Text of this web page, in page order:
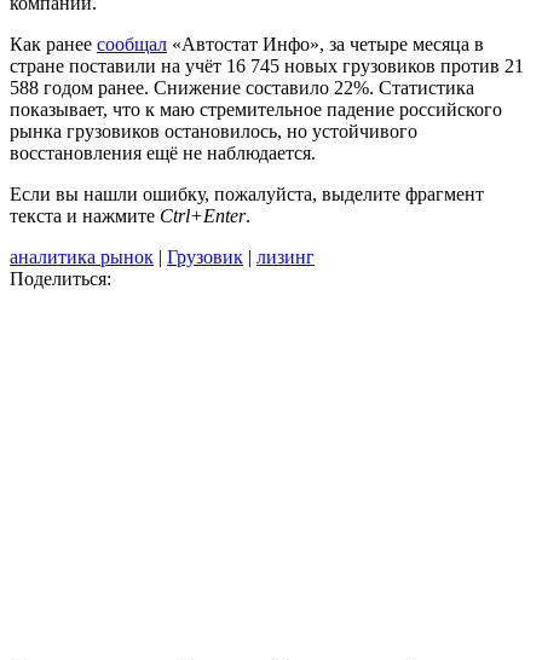
Как ранее сообщал «Автостат Инфо», за четыре месяца в
стране поставили на учёт 16 745 новых грузовиков против 21
588 годом ранее. Снижение составило 22%. Статистика
показывает, что к маю стремительное падение российского
рынка грузовиков остановилось, но устойчивого
восстановления ещё не наблюдается.
Если вы нашли ошибку, пожалуйста, выделите фрагмент
текста и нажмите Ctrl+Enter.
аналитика рынок | Грузовик | лизинг
Поделиться: